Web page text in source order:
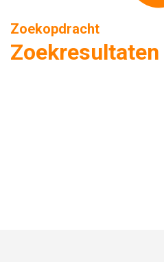
Zoekopdracht